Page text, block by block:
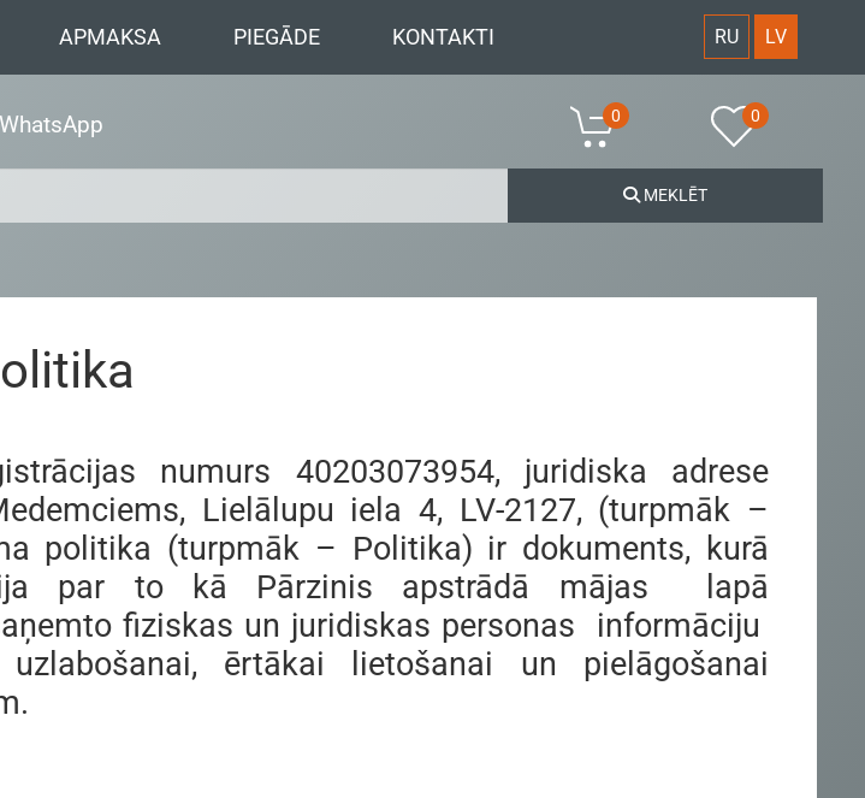
APMAKSA PIEGĀDE KONTAKTI RU LV
WhatsApp 0 0
MEKLĒT
numurs 40203073954, juridiska adrese
Lielālupu iela 4, LV-2127, (turpmāk –
politika (turpmāk – Politika) ir dokuments, kurā
par to kā Pārzinis apstrādā mājas lapā
fiziskas un juridiskas personas informāciju
ērtākai lietošanai un pielāgošanai